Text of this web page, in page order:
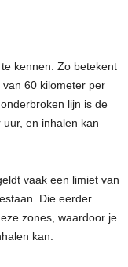
kennen. Zo betekent
60 kilometer per
lijn is de
en inhalen kan
vaak een limiet van
Die eerder
zones, waardoor je
kan.